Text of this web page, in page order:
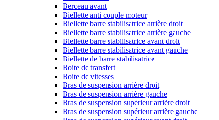
Berceau avant
Biellette anti couple moteur
Biellette barre stabilisatrice arrière droit
Biellette barre stabilisatrice arrière gauche
Biellette barre stabilisatrice avant droit
Biellette barre stabilisatrice avant gauche
Biellette de barre stabilisatrice
Boite de transfert
Boite de vitesses
Bras de suspension arrière droit
Bras de suspension arrière gauche
Bras de suspension supérieur arrière droit
Bras de suspension supérieur arrière gauche